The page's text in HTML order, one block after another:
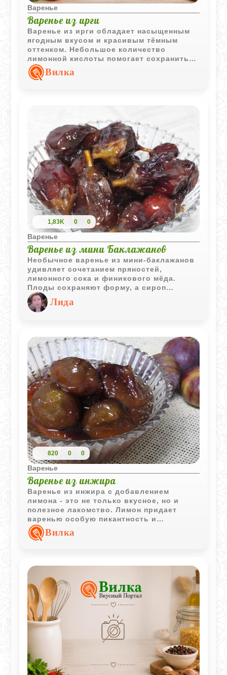
Варенье
Варенье из ирги
Варенье из ирги обладает насыщенным
ягодным вкусом и красивым тёмным
оттенком. Небольшое количество
лимонной кислоты помогает сохранить
яркость вкуса и сбалансировать
сладость.
Вилка
1,83K 0 0
Варенье
Варенье из мини Баклажанов
Необычное варенье из мини-баклажанов
удивляет сочетанием пряностей,
лимонного сока и финикового мёда.
Плоды сохраняют форму, а сироп
получается ароматным и насыщенным.
Лида
820 0 0
Варенье
Варенье из инжира
Варенье из инжира с добавлением
лимона - это не только вкусное, но и
полезное лакомство. Лимон придает
варенью особую пикантность и
свежесть, а инжир обогащает его
полезными витаминами и
десерту, а также поможет укрепить
иммунитет в холодное время года.
Вилка